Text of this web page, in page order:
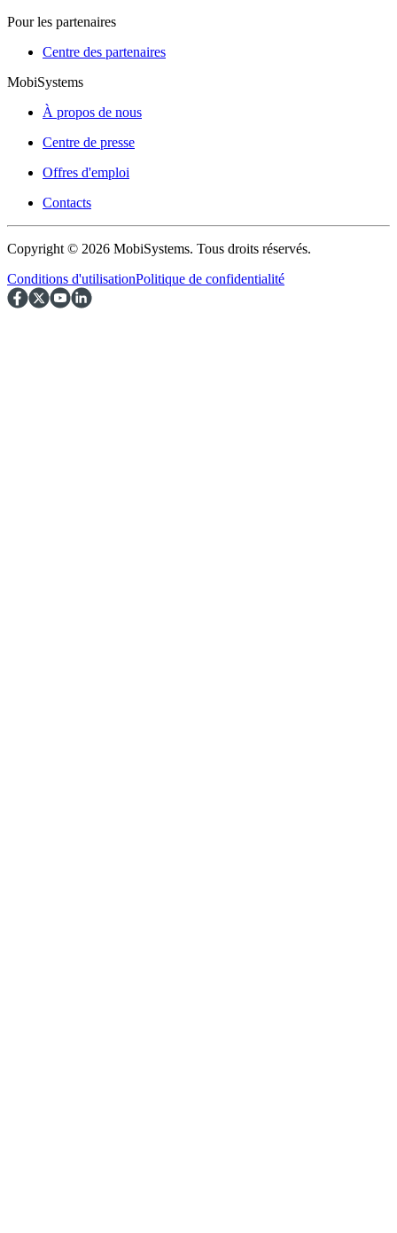
Pour les partenaires
Centre des partenaires
MobiSystems
À propos de nous
Centre de presse
Offres d'emploi
Contacts
Copyright © 2026 MobiSystems. Tous droits réservés.
Conditions d'utilisationPolitique de confidentialité